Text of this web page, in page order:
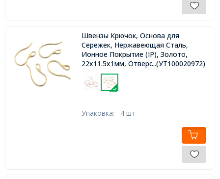
Швензы Крючок, Основа для
Сережек, Нержавеющая Сталь,
Ионное Покрытие (IP), Золото,
22x11.5х1мм, Отверстие 2.5-3.5мм,
...(УТ100020972)
Упаковка: 4 шт